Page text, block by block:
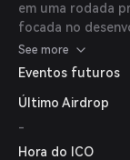
em uma rodada
focada no
comunidade. Em
plataforma
plataforma
See more
Eventos futuros
Último Airdrop
-
Hora do ICO